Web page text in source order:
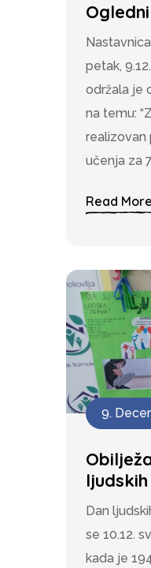
petak,
održala je
na temu:
realizovan
učenja za
Read More
9.
Dan
se 10.12.
kada je